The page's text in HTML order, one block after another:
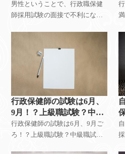
ということで不利になる
のでは？
男性ということで、行政職保健
師採用試験の面接で不利になる
行政保健師の試験は6月、
9月！？上級職試験？中級
職試験？初級職？
行政保健師の試験は6月、9月ご
ろ！？上級職試験？中級職試